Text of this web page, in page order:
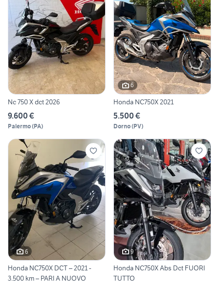
Nc 750 X dct 2026
9.600 €
Palermo(PA)
6
Honda NC750X 2021
5.500 €
Dorno(PV)
6
Honda NC750X DCT – 2021 -
3.500 km – PARI A NUOVO
9
Honda NC750X Abs Dct FUORI
TUTTO